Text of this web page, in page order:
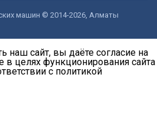
машин © 2014-2026, Алматы
наш сайт, вы даёте согласие на
в целях функционирования сайта
с политикой